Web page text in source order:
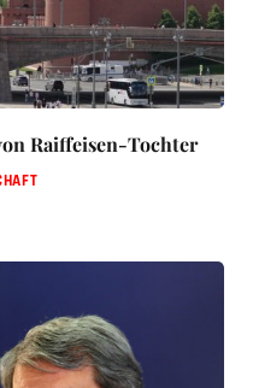
Raiffeisen-Tochter